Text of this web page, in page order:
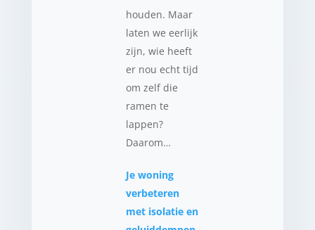
houden. Maar
laten we eerlijk
zijn, wie heeft
er nou echt tijd
om zelf die
ramen te
lappen?
Daarom…
Je woning
verbeteren
met isolatie en